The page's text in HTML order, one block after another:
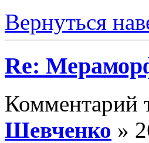
Вернуться
Re:
Комментарий
Шевченко »